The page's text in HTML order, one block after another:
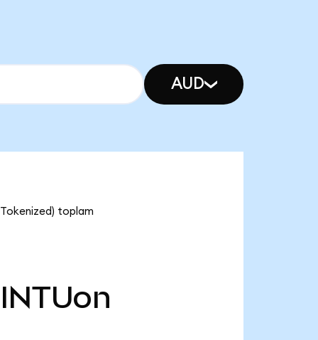
AUD
Tokenized) toplam
INTUon